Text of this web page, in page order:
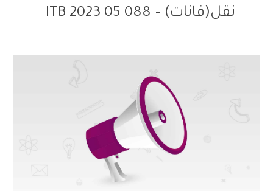
نقل(فانات) – 088 05 2023 ITB